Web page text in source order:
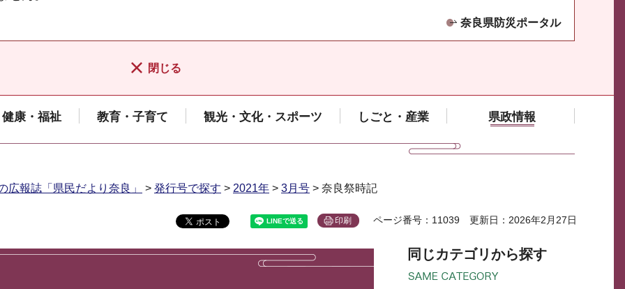
奈良県防災ポータル
閉じる
健康・福祉 教育・子育て 観光・文化・スポーツ しごと・産業 県政情報
広報誌「県民だより奈良」 > 発行号で探す > 2021年 > 3月号 > 奈良祭時記
印刷 ページ番号：11039 更新日：2026年2月27日
同じカテゴリから探す